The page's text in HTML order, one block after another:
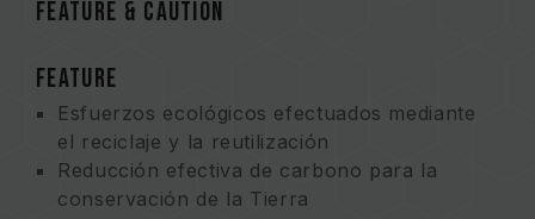
FEATURE & CAUTION
FEATURE
Esfuerzos ecológicos efectuados mediante
el reciclaje y la reutilización
Reducción efectiva de carbono para la
conservación de la Tierra